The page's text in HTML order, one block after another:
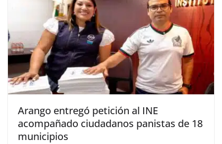
Arango entregó petición al INE
acompañado ciudadanos panistas de 18
municipios